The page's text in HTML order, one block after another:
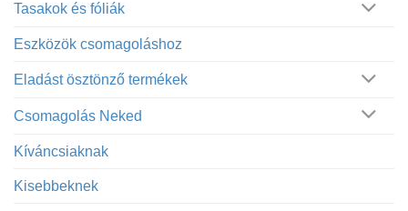
Tasakok és fóliák
Eszközök csomagoláshoz
Eladást ösztönző termékek
Csomagolás Neked
Kíváncsiaknak
Kisebbeknek